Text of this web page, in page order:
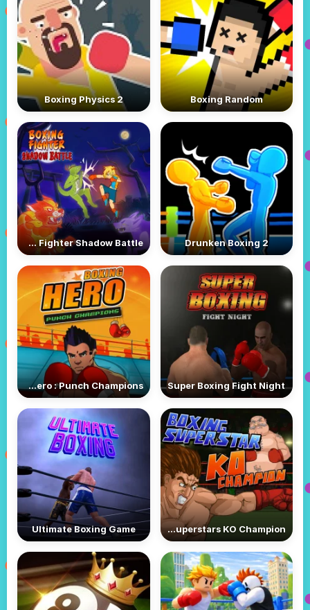
Boxing Random
Boxing Physics 2
Drunken Boxing 2
Boxing Fighter Shadow Battle
Super Boxing Fight Night
Boxing Hero : Punch Champions
Boxing Superstars KO Champion
Ultimate Boxing Game